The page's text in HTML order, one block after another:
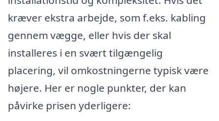
kræver ekstra arbejde, som f.eks. kabling
gennem vægge, eller hvis der skal
installeres i en svært tilgængelig
placering, vil omkostningerne typisk være
højere. Her er nogle punkter, der kan
påvirke prisen yderligere: